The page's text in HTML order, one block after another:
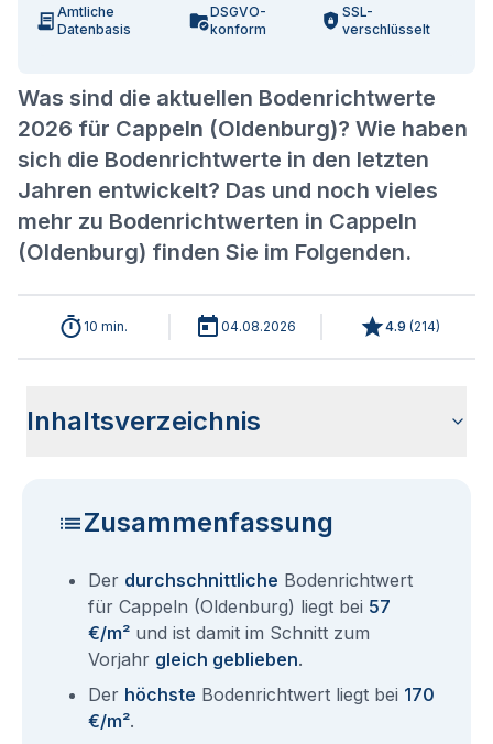
Was sind die aktuellen Bodenrichtwerte
2026 für Cappeln (Oldenburg)? Wie haben
sich die Bodenrichtwerte in den letzten
Jahren entwickelt? Das und noch vieles
mehr zu Bodenrichtwerten in Cappeln
(Oldenburg) finden Sie im Folgenden.
Amtliche
Datenbasis
DSGVO-
konform
SSL-
verschlüsselt
10 min. 04.08.2026 4.9 (214)
Inhaltsverzeichnis
Zusammenfassung
Der durchschnittliche Bodenrichtwert
für Cappeln (Oldenburg) liegt bei 57
€/m² und ist damit im Schnitt zum
Vorjahr gleich geblieben.
Der höchste Bodenrichtwert liegt bei 170
€/m².